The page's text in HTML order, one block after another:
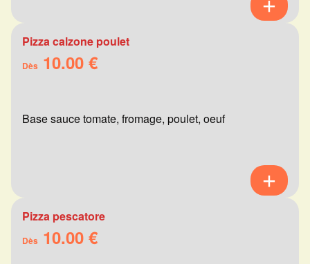
Pizza calzone poulet
Dès 10.00 €
Base sauce tomate, fromage, poulet, oeuf
Pizza pescatore
Dès 10.00 €